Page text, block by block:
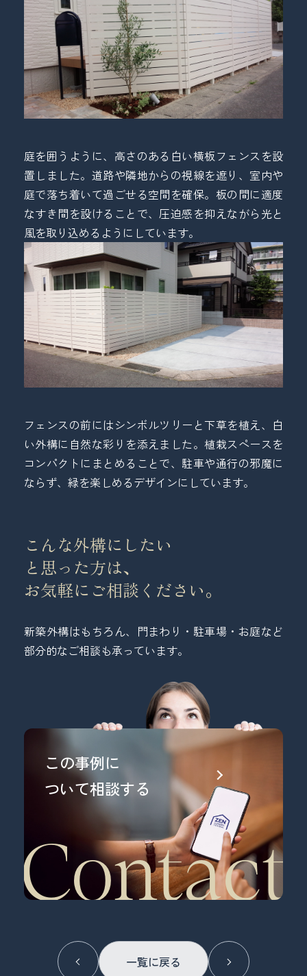
トップページ
ゼン工業について
お家まわりのアイデア手帖
工事の流れ
お問い合わせ
庭を囲うように、高さのある白い横板フェンスを設
置しました。道路や隣地からの視線を遮り、室内や
庭で落ち着いて過ごせる空間を確保。板の間に適度
なすき間を設けることで、圧迫感を抑えながら光と
風を取り込めるようにしています。
フェンスの前にはシンボルツリーと下草を植え、白
い外構に自然な彩りを添えました。植栽スペースを
コンパクトにまとめることで、駐車や通行の邪魔に
ならず、緑を楽しめるデザインにしています。
こんな外構にしたい
と思った方は、
お気軽にご相談ください。
新築外構はもちろん、門まわり・駐車場・お庭など
部分的なご相談も承っています。
Contact
この事例に
ついて相談する
Prev 一覧に戻る Next